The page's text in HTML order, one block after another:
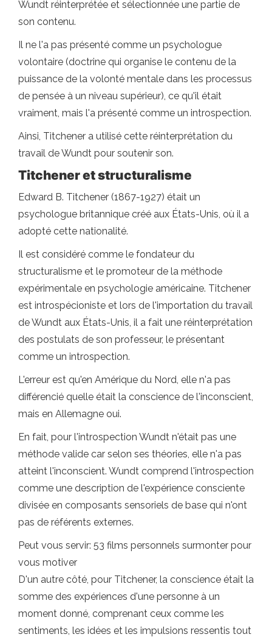
Wundt réinterprétée et sélectionnée une partie de
son contenu.
Il ne l'a pas présenté comme un psychologue
volontaire (doctrine qui organise le contenu de la
puissance de la volonté mentale dans les processus
de pensée à un niveau supérieur), ce qu'il était
vraiment, mais l'a présenté comme un introspection.
Ainsi, Titchener a utilisé cette réinterprétation du
travail de Wundt pour soutenir son.
Titchener et structuralisme
Edward B. Titchener (1867-1927) était un
psychologue britannique créé aux États-Unis, où il a
adopté cette nationalité.
Il est considéré comme le fondateur du
structuralisme et le promoteur de la méthode
expérimentale en psychologie américaine. Titchener
est introspécioniste et lors de l'importation du travail
de Wundt aux États-Unis, il a fait une réinterprétation
des postulats de son professeur, le présentant
comme un introspection.
L'erreur est qu'en Amérique du Nord, elle n'a pas
différencié quelle était la conscience de l'inconscient,
mais en Allemagne oui.
En fait, pour l'introspection Wundt n'était pas une
méthode valide car selon ses théories, elle n'a pas
atteint l'inconscient. Wundt comprend l'introspection
comme une description de l'expérience consciente
divisée en composants sensoriels de base qui n'ont
pas de référents externes.
Peut vous servir: 53 films personnels surmonter pour
vous motiver
D'un autre côté, pour Titchener, la conscience était la
somme des expériences d'une personne à un
moment donné, comprenant ceux comme les
sentiments, les idées et les impulsions ressentis tout